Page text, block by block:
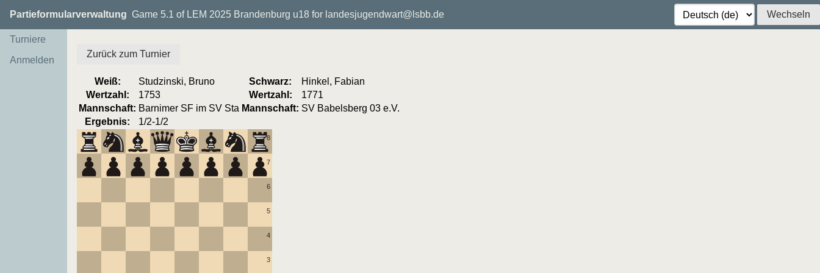
Partieformularverwaltung Game 5.1 of LEM 2025 Brandenburg u18 for landesjugendwart@lsbb.de Wechseln
Turniere
Anmelden
Zurück zum Turnier
Weiß: Studzinski, Bruno Schwarz:
Hinkel, Fabian
Wertzahl:
1753 Wertzahl:
1771
Mannschaft: Barnimer SF im SV Sta Mannschaft: SV Babelsberg 03 e.V.
Ergebnis:
1/2-1/2
3
4
5
6
7
8